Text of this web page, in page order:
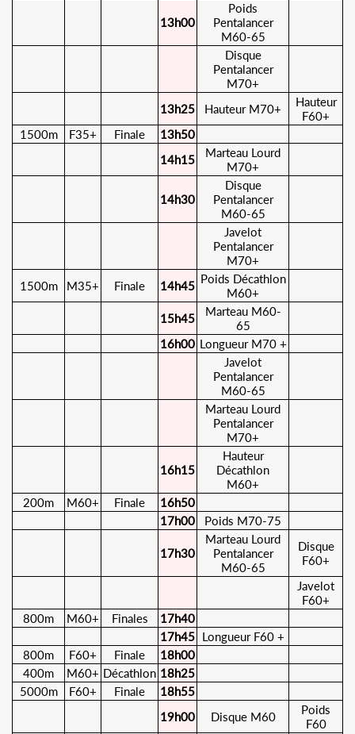
13h00
Poids
Pentalancer
M60-65
Disque
Pentalancer
M70+
13h25
Hauteur M70+
Hauteur
F60+
1500m
F35+ Finale
13h50
14h15
Marteau Lourd
M70+
14h30
Disque
Pentalancer
M60-65
Javelot
Pentalancer
M70+
1500m
M35+ Finale 14h45 Poids Décathlon
M60+
15h45
Marteau M60-
65
16h00 Longueur M70 +
Javelot
Pentalancer
M60-65
Marteau Lourd
Pentalancer
M70+
16h15
Hauteur
Décathlon
M60+
200m
M60+ Finale
16h50
17h00
Poids M70-75
17h30
Marteau Lourd
Pentalancer
M60-65
Disque
F60+
Javelot
F60+
800m
M60+ Finales
17h40
17h45 Longueur F60 +
800m
F60+ Finale
18h00
400m
M60+ Décathlon 18h25
5000m
F60+ Finale
18h55
19h00
Disque M60
Poids
F60